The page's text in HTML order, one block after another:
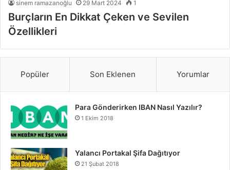
sinem ramazanoğlu 29 Mart 2024 1
Burçların En Dikkat Çeken ve Sevilen
Özellikleri
Popüler Son Eklenen Yorumlar
Para Gönderirken IBAN Nasıl Yazılır?
1 Ekim 2018
Yalancı Portakal Şifa Dağıtıyor
21 Şubat 2018